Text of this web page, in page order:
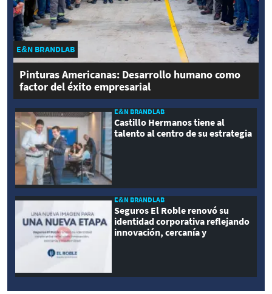
E&N BRANDLAB
Pinturas Americanas: Desarrollo humano como
factor del éxito empresarial
E&N BRANDLAB
Castillo Hermanos tiene al
talento al centro de su estrategia
E&N BRANDLAB
Seguros El Roble renovó su
identidad corporativa reflejando
innovación, cercanía y